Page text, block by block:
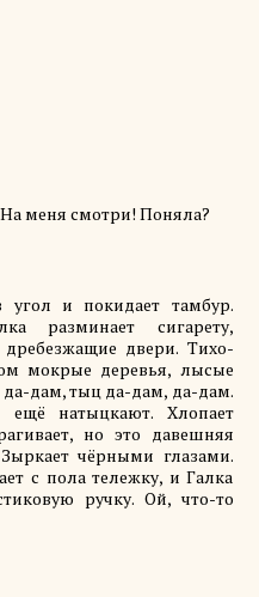
меня смотри! Поняла?
угол и покидает тамбур.
разминает сигарету,
двери. Тихо-
мокрые деревья, лысые
да-дам,тыц да-дам, да-дам.
ещё натыцкают. Хлопает
но это давешняя
чёрными глазами.
с пола тележку, и Галка
ручку. Ой, что-то